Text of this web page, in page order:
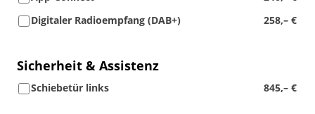
258,– €
Digitaler Radioempfang (DAB+)
Sicherheit & Assistenz
845,– €
Schiebetür links